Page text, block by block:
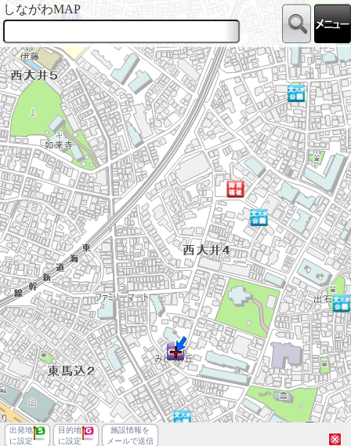
しながわMAP
出発地
に設定
目的地
に設定
施設情報を
メールで送信